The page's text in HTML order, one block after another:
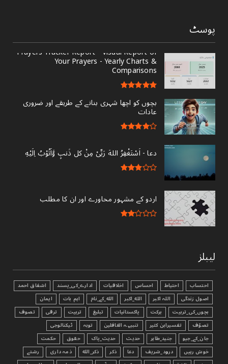
پوسٹ
Prayers Tracker Report - Visual Report of
Your Prayers - Yearly Charts &
Comparisons
بچوں کو اچھا شہری بنانے کے طریقے اور ضروری
عادات
دعا - ‎اَسْتَغْفِرُ اللهَ رَبِّىْ مِنْ کل ذَنبٍ وَّاَتُوْبُ اِلَيْهِ
اردو کے مشہور محاورے اور ان کا مطلب
لیبلز
احتساب احتیاط احساس اخلاقیات ادارے_کی_پسند
اشفاق احمد
اصول زندگی
اللہ اکبر الله_اکبر الله_کے_نام اہم بات
ایمان
بچوں_کی_تربیت
برکت پاکستانیات تبليغ تربیت ترقی
تصوف
تصوّف
تفسیرابن کثیر تنبیہہ الغافلین توبہ
ٹیکنالوجی
جان_کے_جیو
جنید_طاہر حدیث حدیث_پاک حقوق
حکمت
خوش رہیں
درود_شریف دعا ذکر ذکر_الله ذمہ داری
رشتے